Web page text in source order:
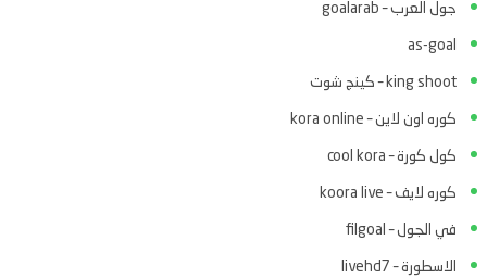
جول العرب – goalarab
as-goal
king shoot – كينج شوت
كوره اون لاين – kora online
كول كورة – cool kora
كوره لايف – koora live
في الجول – filgoal
الاسطورة – livehd7